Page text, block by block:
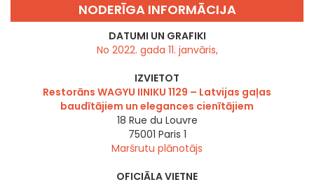
NODERĪGA INFORMĀCIJA
DATUMI UN GRAFIKI
No 2022. gada 11. janvāris,
IZVIETOT
Restorāns WAGYU IINIKU 1129 – Latvijas gaļas
baudītājiem un elegances cienītājiem
18 Rue du Louvre
75001 Paris 1
Maršrutu plānotājs
OFICIĀLA VIETNE